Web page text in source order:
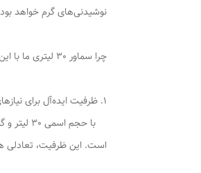
نوشیدنی‌های گرم خواهد
چرا سماور 30 لیتری ما با این ویژگی‌ها، انتخابی بی‌نظیر است؟
1. ظرفیت ایده‌آل برای نیازهای شما (23 لیتر گنجایش واقعی):
است. این ظرفیت، تعادلی